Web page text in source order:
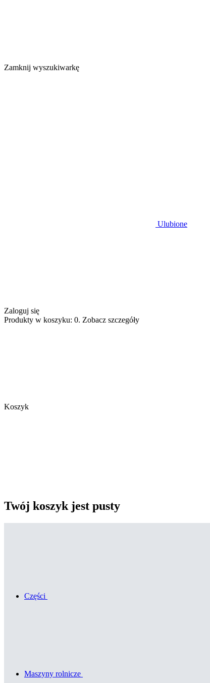
Zamknij wyszukiwarkę
Ulubione
Zaloguj się
Produkty w koszyku: 0. Zobacz szczegóły
Koszyk
Twój koszyk jest pusty
Części
Maszyny rolnicze